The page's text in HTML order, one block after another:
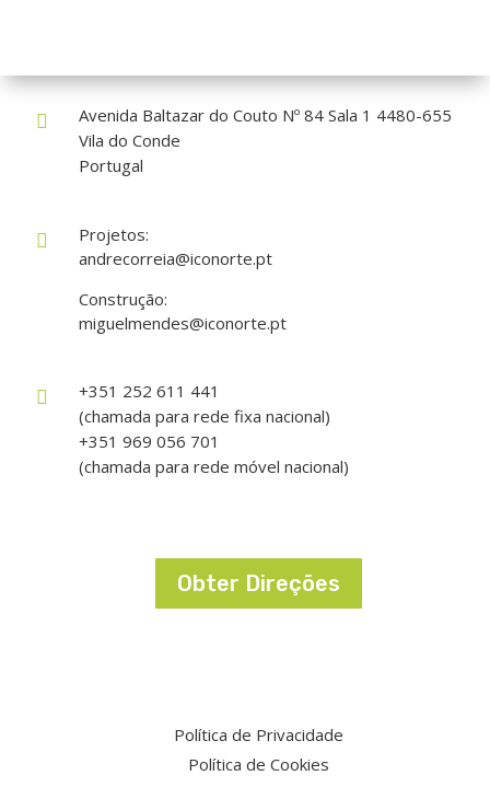

Avenida Baltazar do Couto Nº 84 Sala 1 4480-655
Vila do Conde
Portugal

Projetos:
andrecorreia@iconorte.pt
Construção:
miguelmendes@iconorte.pt

+351 252 611 441
(chamada para rede fixa nacional)
+351 969 056 701
(chamada para rede móvel nacional)
Obter Direções
Política de Privacidade
Política de Cookies